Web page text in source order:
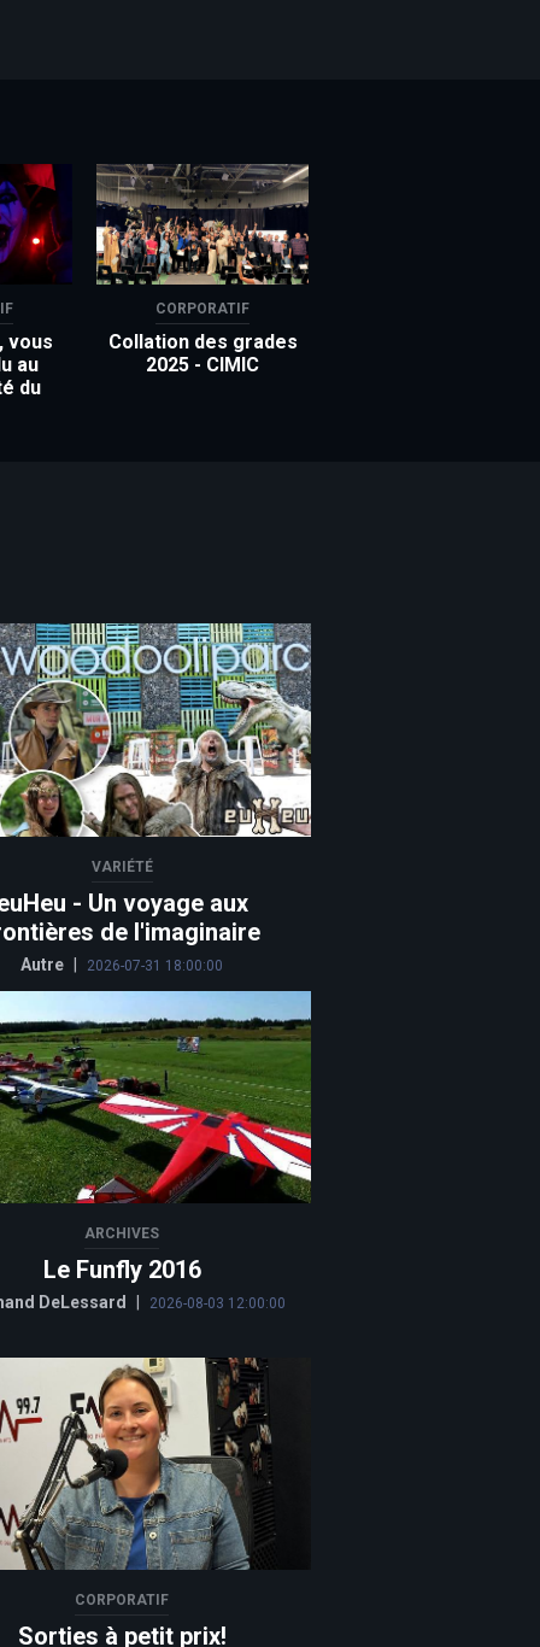
vous
au
du
CORPORATIF
Collation des grades
2025 - CIMIC
VARIÉTÉ
- Un voyage aux
de l'imaginaire
Autre 2026-07-31 18:00:00
ARCHIVES
Le Funfly 2016
DeLessard 2026-08-03 12:00:00
CORPORATIF
Sorties à petit prix!